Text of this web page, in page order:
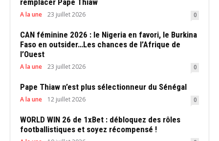
A la une 23 juillet 2026 0
CAN féminine 2026 : le Nigeria en favori, le Burkina
Faso en outsider…Les chances de l’Afrique de
l’Ouest
A la une 23 juillet 2026 0
Pape Thiaw n’est plus sélectionneur du Sénégal
A la une 12 juillet 2026 0
WORLD WIN 26 de 1xBet : débloquez des rôles
footballistiques et soyez récompensé !